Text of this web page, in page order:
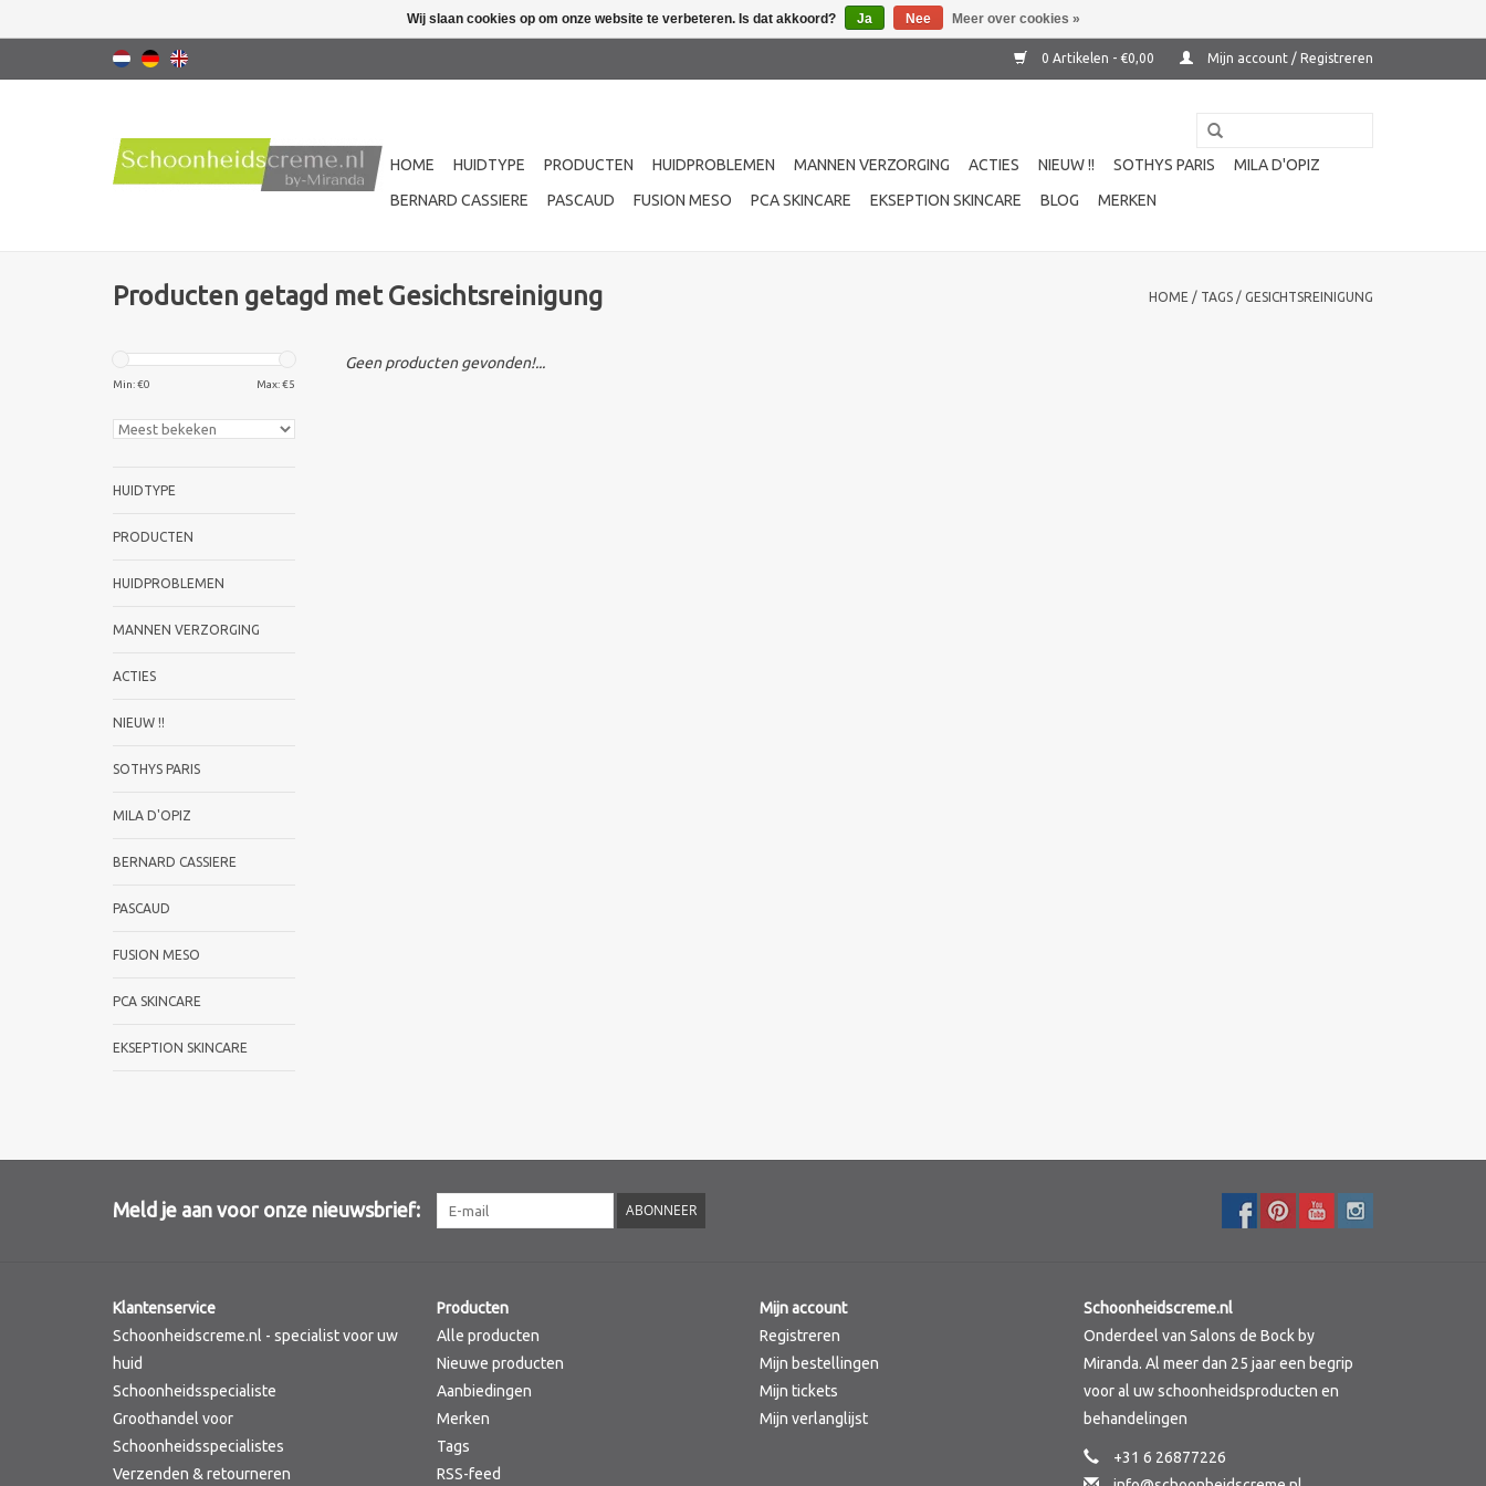
0 Artikelen - €0,00 Mijn account / Registreren
HOME HUIDTYPE PRODUCTEN HUIDPROBLEMEN MANNEN VERZORGING ACTIES NIEUW !! SOTHYS PARIS
MILA D'OPIZ
BERNARD CASSIERE
PASCAUD FUSION MESO PCA SKINCARE EKSEPTION SKINCARE BLOG MERKEN
Producten getagd met Gesichtsreinigung HOME / TAGS / GESICHTSREINIGUNG
Min: €0 Max: €5
HUIDTYPE
PRODUCTEN
HUIDPROBLEMEN
MANNEN VERZORGING
ACTIES
NIEUW !!
SOTHYS PARIS
MILA D'OPIZ
BERNARD CASSIERE
PASCAUD
FUSION MESO
PCA SKINCARE
EKSEPTION SKINCARE
Geen producten gevonden!...
Meld je aan voor onze nieuwsbrief: ABONNEER
Klantenservice
Schoonheidscreme.nl - specialist voor uw
huid
Schoonheidsspecialiste
Groothandel voor
Schoonheidsspecialistes
Verzenden & retourneren
Producten
Alle producten
Nieuwe producten
Aanbiedingen
Merken
Tags
RSS-feed
Mijn account
Registreren
Mijn bestellingen
Mijn tickets
Mijn verlanglijst
Schoonheidscreme.nl
Onderdeel van Salons de Bock by
Miranda. Al meer dan 25 jaar een begrip
voor al uw schoonheidsproducten en
behandelingen
+31 6 26877226
Wij slaan cookies op om onze website te verbeteren. Is dat akkoord? Ja Nee Meer over cookies »